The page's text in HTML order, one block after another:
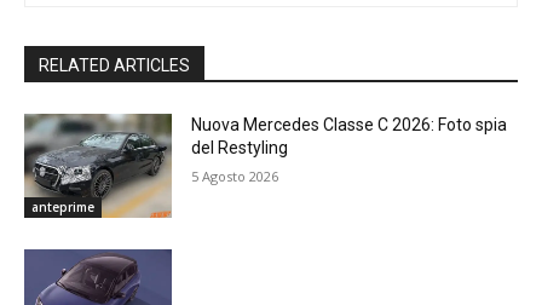
RELATED ARTICLES
anteprime
Nuova Mercedes Classe C 2026: Foto spia
del Restyling
5 Agosto 2026